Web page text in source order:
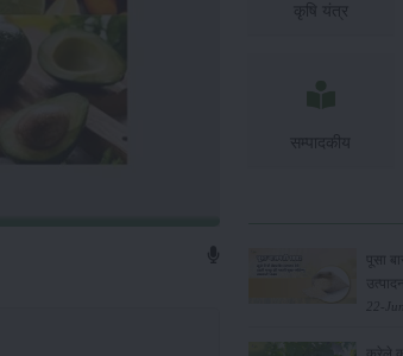
कृषि यंत्र
सम्पादकीय
पूसा
22-